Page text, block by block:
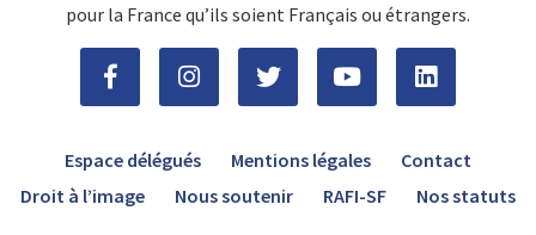
pour la France qu’ils soient Français ou étrangers.
Espace délégués Mentions légales
Contact
Droit à l’image
Nous soutenir RAFI-SF Nos statuts